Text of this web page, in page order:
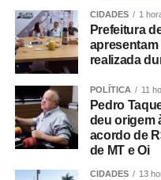
O desembargador
Especializada em
os patrões aumentem a
mesmo valor pago as
cidades de Duque de
Fluminense.
Paralisação
CIDADES 1
Prefeitura
realizada
POLÍTICA 11
Pedro
deu origem
acordo de
de MT e Oi
CIDADES 13